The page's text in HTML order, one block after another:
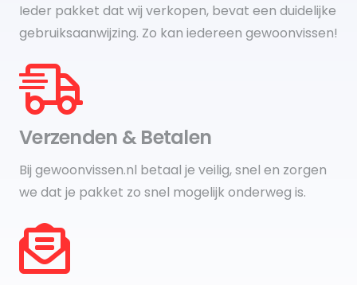
Ieder pakket dat wij verkopen, bevat een duidelijke
gebruiksaanwijzing. Zo kan iedereen gewoonvissen!
Verzenden & Betalen
Bij gewoonvissen.nl betaal je veilig, snel en zorgen
we dat je pakket zo snel mogelijk onderweg is.